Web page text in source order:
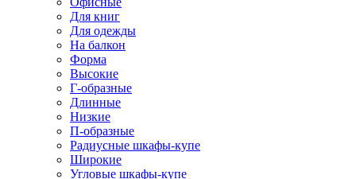
Для книг
Для одежды
На балкон
Форма
Высокие
Г-образные
Длинные
Низкие
П-образные
Радиусные шкафы-купе
Широкие
Угловые шкафы-купе